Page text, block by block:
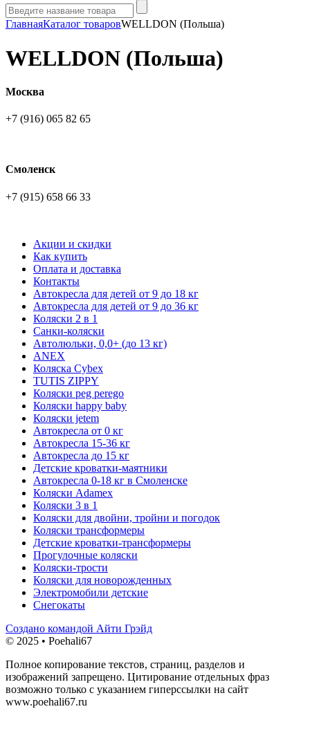
ГлавнаяКаталог товаровWELLDON (Польша)
WELLDON (Польша)
Москва
+7 (916) 065 82 65
Смоленск
+7 (915) 658 66 33
Акции и скидки
Как купить
Оплата и доставка
Контакты
Автокресла для детей от 9 до 18 кг
Автокресла для детей от 9 до 36 кг
Коляски 2 в 1
Санки-коляски
Автолюльки, 0,0+ (до 13 кг)
ANEX
Коляска Cybex
TUTIS ZIPPY
Коляски peg perego
Коляски happy baby
Коляски jetem
Автокресла от 0 кг
Автокресла 15-36 кг
Автокресла до 15 кг
Детские кроватки-маятники
Автокресла 0-18 кг в Смоленске
Коляски Adamex
Коляски 3 в 1
Коляски для двойни, тройни и погодок
Коляски трансформеры
Детские кроватки-трансформеры
Прогулочные коляски
Коляски-трости
Коляски для новорожденных
Электромобили детские
Снегокаты
Создано командой Айти Грэйд
© 2025 • Poehali67
Полное копирование текстов, страниц, разделов и
изображений запрещено. Цитирование отдельных фраз
возможно только с указанием гиперссылки на сайт
www.poehali67.ru